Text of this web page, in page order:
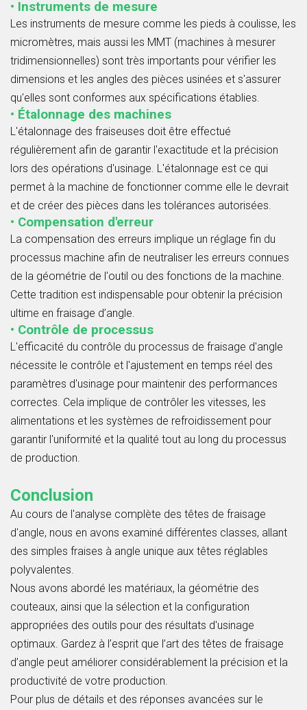
• Instruments de mesure
Les instruments de mesure comme les pieds à coulisse, les
micromètres, mais aussi les MMT (machines à mesurer
tridimensionnelles) sont très importants pour vérifier les
dimensions et les angles des pièces usinées et s'assurer
qu'elles sont conformes aux spécifications établies.
• Étalonnage des machines
L'étalonnage des fraiseuses doit être effectué
régulièrement afin de garantir l'exactitude et la précision
lors des opérations d'usinage. L'étalonnage est ce qui
permet à la machine de fonctionner comme elle le devrait
et de créer des pièces dans les tolérances autorisées.
• Compensation d'erreur
La compensation des erreurs implique un réglage fin du
processus machine afin de neutraliser les erreurs connues
de la géométrie de l'outil ou des fonctions de la machine.
Cette tradition est indispensable pour obtenir la précision
ultime en fraisage d’angle.
• Contrôle de processus
L'efficacité du contrôle du processus de fraisage d'angle
nécessite le contrôle et l'ajustement en temps réel des
paramètres d'usinage pour maintenir des performances
correctes. Cela implique de contrôler les vitesses, les
alimentations et les systèmes de refroidissement pour
garantir l'uniformité et la qualité tout au long du processus
de production.
Conclusion
Au cours de l'analyse complète des têtes de fraisage
d'angle, nous en avons examiné différentes classes, allant
des simples fraises à angle unique aux têtes réglables
polyvalentes.
Nous avons abordé les matériaux, la géométrie des
couteaux, ainsi que la sélection et la configuration
appropriées des outils pour des résultats d'usinage
optimaux. Gardez à l’esprit que l’art des têtes de fraisage
d’angle peut améliorer considérablement la précision et la
productivité de votre production.
Pour plus de détails et des réponses avancées sur le